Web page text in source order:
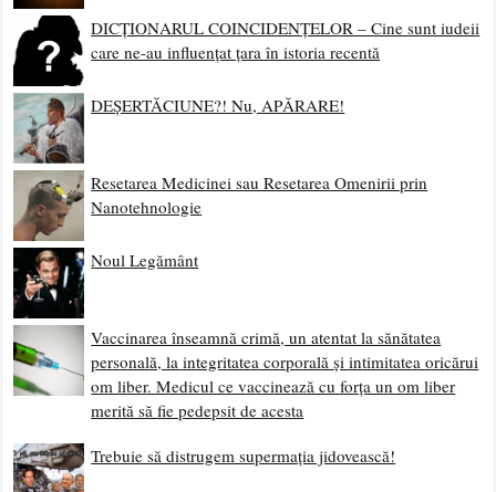
DICȚIONARUL COINCIDENȚELOR – Cine sunt iudeii
care ne-au influențat țara în istoria recentă
DEȘERTĂCIUNE?! Nu, APĂRARE!
Resetarea Medicinei sau Resetarea Omenirii prin
Nanotehnologie
Noul Legământ
Vaccinarea înseamnă crimă, un atentat la sănătatea
personală, la integritatea corporală și intimitatea oricărui
om liber. Medicul ce vaccinează cu forța un om liber
merită să fie pedepsit de acesta
Trebuie să distrugem supermația jidovească!